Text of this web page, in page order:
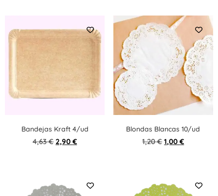
Bandejas Kraft 4/ud
4,63€ 2,90€
Blondas Blancas 10/ud
1,20€ 1,00€